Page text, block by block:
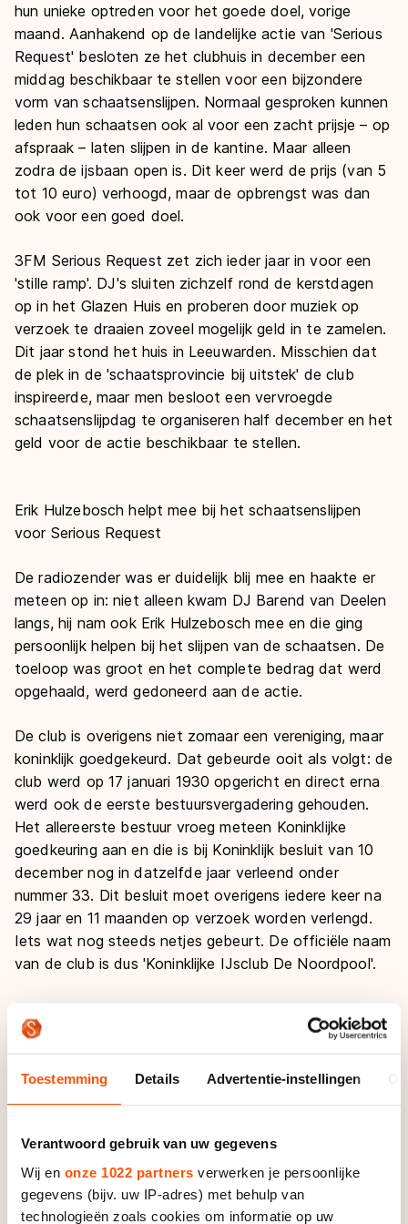
Toestemming Details Advertentie-instellingen
Verantwoord gebruik van uw gegevens
Wij en onze 1022 partners verwerken je persoonlijke
gegevens (bijv. uw IP-adres) met behulp van
technologieën zoals cookies om informatie op uw
hun unieke optreden voor het goede doel, vorige
maand. Aanhakend op de landelijke actie van 'Serious
Request' besloten ze het clubhuis in december een
middag beschikbaar te stellen voor een bijzondere
vorm van schaatsenslijpen. Normaal gesproken kunnen
leden hun schaatsen ook al voor een zacht prijsje – op
afspraak – laten slijpen in de kantine. Maar alleen
zodra de ijsbaan open is. Dit keer werd de prijs (van 5
tot 10 euro) verhoogd, maar de opbrengst was dan
ook voor een goed doel.
3FM Serious Request zet zich ieder jaar in voor een
'stille ramp'. DJ's sluiten zichzelf rond de kerstdagen
op in het Glazen Huis en proberen door muziek op
verzoek te draaien zoveel mogelijk geld in te zamelen.
Dit jaar stond het huis in Leeuwarden. Misschien dat
de plek in de 'schaatsprovincie bij uitstek' de club
inspireerde, maar men besloot een vervroegde
schaatsenslijpdag te organiseren half december en het
geld voor de actie beschikbaar te stellen.
Erik Hulzebosch helpt mee bij het schaatsenslijpen
voor Serious Request
De radiozender was er duidelijk blij mee en haakte er
meteen op in: niet alleen kwam DJ Barend van Deelen
langs, hij nam ook Erik Hulzebosch mee en die ging
persoonlijk helpen bij het slijpen van de schaatsen. De
toeloop was groot en het complete bedrag dat werd
opgehaald, werd gedoneerd aan de actie.
De club is overigens niet zomaar een vereniging, maar
koninklijk goedgekeurd. Dat gebeurde ooit als volgt: de
club werd op 17 januari 1930 opgericht en direct erna
werd ook de eerste bestuursvergadering gehouden.
Het allereerste bestuur vroeg meteen Koninklijke
goedkeuring aan en die is bij Koninklijk besluit van 10
december nog in datzelfde jaar verleend onder
nummer 33. Dit besluit moet overigens iedere keer na
29 jaar en 11 maanden op verzoek worden verlengd.
Iets wat nog steeds netjes gebeurt. De officiële naam
van de club is dus 'Koninklijke IJsclub De Noordpool'.
Het geld dat destijds nodig was voor de oprichting en
het realiseren van een baan werd bij elkaar gebracht
door de verkoop van renteloze aandelen van vijf
kopen. Het lidmaatschap op zich is daarna niet duur
meer: voor zeven euro per jaar kan men met twee
personen schaatsen zodra en zolang de ijsbaan open
is.